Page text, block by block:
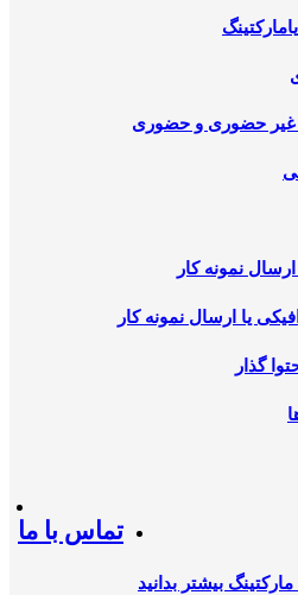
غیر حضوری و حضوری
نمونه کار
یا ارسال نمونه کار
گذار
بیشتر بدانید
تماس با ما